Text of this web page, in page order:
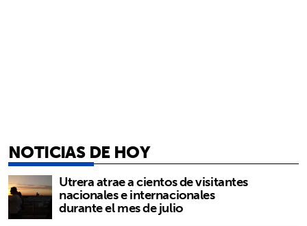
NOTICIAS DE HOY
Utrera atrae a cientos de visitantes
nacionales e internacionales
durante el mes de julio